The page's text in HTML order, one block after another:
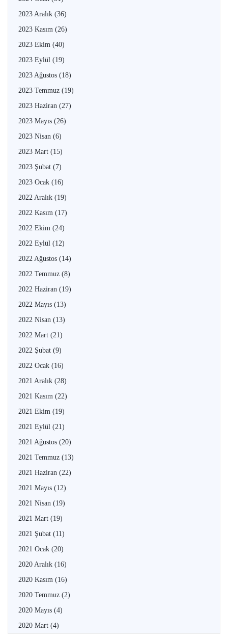
2023 Aralık (36)
2023 Kasım (26)
2023 Ekim (40)
2023 Eylül (19)
2023 Ağustos (18)
2023 Temmuz (19)
2023 Haziran (27)
2023 Mayıs (26)
2023 Nisan (6)
2023 Mart (15)
2023 Şubat (7)
2023 Ocak (16)
2022 Aralık (19)
2022 Kasım (17)
2022 Ekim (24)
2022 Eylül (12)
2022 Ağustos (14)
2022 Temmuz (8)
2022 Haziran (19)
2022 Mayıs (13)
2022 Nisan (13)
2022 Mart (21)
2022 Şubat (9)
2022 Ocak (16)
2021 Aralık (28)
2021 Kasım (22)
2021 Ekim (19)
2021 Eylül (21)
2021 Ağustos (20)
2021 Temmuz (13)
2021 Haziran (22)
2021 Mayıs (12)
2021 Nisan (19)
2021 Mart (19)
2021 Şubat (11)
2021 Ocak (20)
2020 Aralık (16)
2020 Kasım (16)
2020 Temmuz (2)
2020 Mayıs (4)
2020 Mart (4)